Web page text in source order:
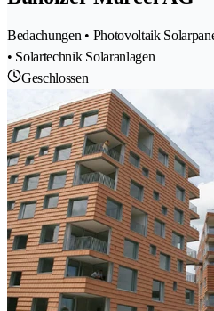
Bedachungen • Photovoltaik
• Solartechnik Solaranlagen
Geschlossen